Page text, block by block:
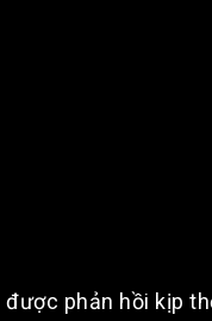
phản hồi kịp